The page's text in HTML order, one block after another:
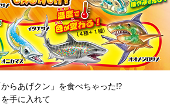
らあげクン」を食べちゃった!?
手に入れて